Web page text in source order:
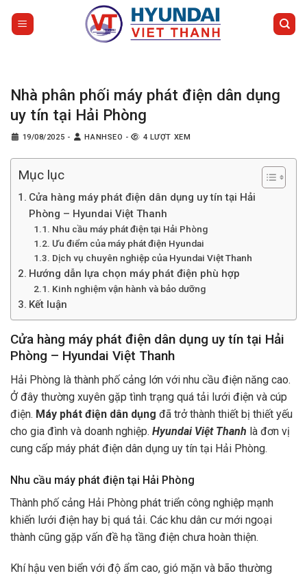
Nhà phân phối máy phát điện dân dụng
uy tín tại Hải Phòng
19/08/2025 - HANHSEO - 4 LƯỢT XEM
Mục lục
Cửa hàng máy phát điện dân dụng uy tín tại Hải
Phòng – Hyundai Việt Thanh
Nhu cầu máy phát điện tại Hải Phòng
Ưu điểm của máy phát điện Hyundai
Dịch vụ chuyên nghiệp của Hyundai Việt Thanh
Hướng dẫn lựa chọn máy phát điện phù hợp
Kinh nghiệm vận hành và bảo dưỡng
Kết luận
Cửa hàng máy phát điện dân dụng uy tín tại Hải
Phòng – Hyundai Việt Thanh
Hải Phòng là thành phố cảng lớn với nhu cầu điện năng cao.
Ở đây thường xuyên gặp tình trạng quá tải lưới điện và cúp
điện. Máy phát điện dân dụng đã trở thành thiết bị thiết yếu
cho gia đình và doanh nghiệp. Hyundai Việt Thanh là đơn vị
cung cấp máy phát điện dân dụng uy tín tại Hải Phòng.
Nhu cầu máy phát điện tại Hải Phòng
Thành phố cảng Hải Phòng phát triển công nghiệp mạnh
khiến lưới điện hay bị quá tải. Các khu dân cư mới ngoại
thành cũng gặp vấn đề hạ tầng điện chưa hoàn thiện.
Khí hậu ven biển với độ ẩm cao, gió mặn và bão thường